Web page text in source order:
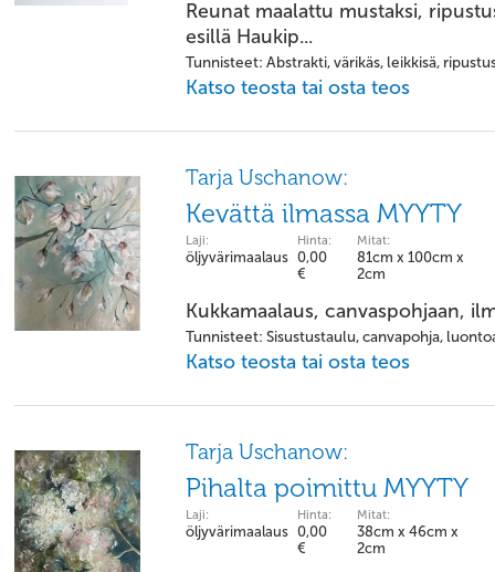
Reunat maalattu mustaksi,
esillä Haukip...
Tunnisteet: Abstrakti, värikäs, leikkisä,
Katso teosta tai osta teos
Tarja Uschanow:
Kevättä ilmassa MYYTY
Laji:
öljyvärimaalaus
Hinta:
0,00
€
Mitat:
81cm x 100cm x
2cm
Kukkamaalaus, canvaspohjaan,
Tunnisteet: Sisustustaulu, canvapohja,
Katso teosta tai osta teos
Tarja Uschanow:
Pihalta poimittu MYYTY
Laji:
öljyvärimaalaus
Hinta:
0,00
€
Mitat:
38cm x 46cm x
2cm